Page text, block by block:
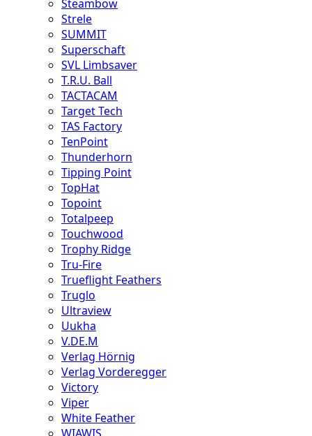
Steambow
Strele
SUMMIT
Superschaft
SVL Limbsaver
T.R.U. Ball
TACTACAM
Target Tech
TAS Factory
TenPoint
Thunderhorn
Tipping Point
TopHat
Topoint
Totalpeep
Touchwood
Trophy Ridge
Tru-Fire
Trueflight Feathers
Truglo
Ultraview
Uukha
V.DE.M
Verlag Hörnig
Verlag Vorderegger
Victory
Viper
White Feather